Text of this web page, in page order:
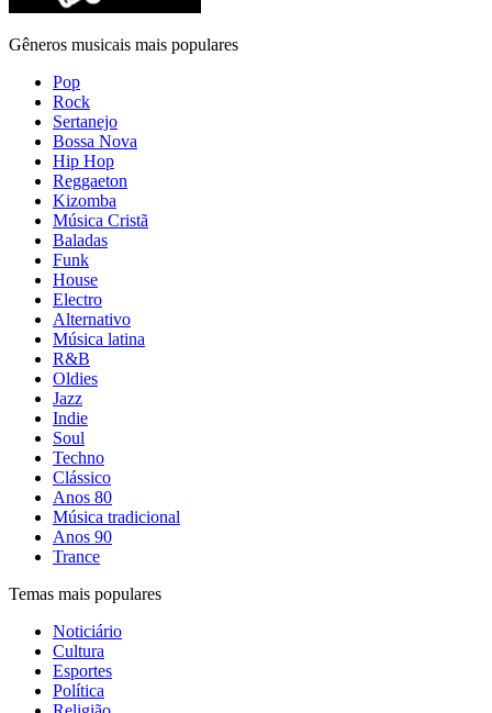
Gêneros musicais mais populares
Pop
Rock
Sertanejo
Bossa Nova
Hip Hop
Reggaeton
Kizomba
Música Cristã
Baladas
Funk
House
Electro
Alternativo
Música latina
R&B
Oldies
Jazz
Indie
Soul
Techno
Clássico
Anos 80
Música tradicional
Anos 90
Trance
Temas mais populares
Noticiário
Cultura
Esportes
Política